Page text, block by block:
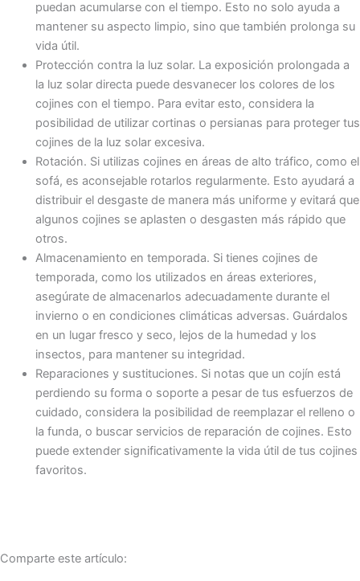
puedan acumularse con el tiempo. Esto no solo ayuda a
mantener su aspecto limpio, sino que también prolonga su
vida útil.
Protección contra la luz solar. La exposición prolongada a
la luz solar directa puede desvanecer los colores de los
cojines con el tiempo. Para evitar esto, considera la
posibilidad de utilizar cortinas o persianas para proteger tus
cojines de la luz solar excesiva.
Rotación. Si utilizas cojines en áreas de alto tráfico, como el
sofá, es aconsejable rotarlos regularmente. Esto ayudará a
distribuir el desgaste de manera más uniforme y evitará que
algunos cojines se aplasten o desgasten más rápido que
otros.
Almacenamiento en temporada. Si tienes cojines de
temporada, como los utilizados en áreas exteriores,
asegúrate de almacenarlos adecuadamente durante el
invierno o en condiciones climáticas adversas. Guárdalos
en un lugar fresco y seco, lejos de la humedad y los
insectos, para mantener su integridad.
Reparaciones y sustituciones. Si notas que un cojín está
perdiendo su forma o soporte a pesar de tus esfuerzos de
cuidado, considera la posibilidad de reemplazar el relleno o
la funda, o buscar servicios de reparación de cojines. Esto
puede extender significativamente la vida útil de tus cojines
favoritos.
Comparte este artículo: